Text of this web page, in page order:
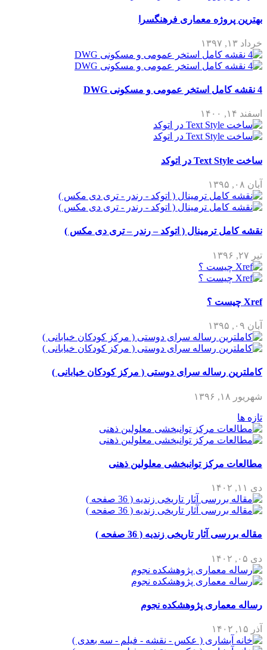
بهترین پروژه معماری فرهنگسرا
خرداد ۱۳, ۱۳۹۷
4 نقشه کامل استخر عمومی و مسکونی DWG
اسفند ۱۴, ۱۴۰۰
ساخت Text Style در اتوکد
آبان ۰۸, ۱۳۹۵
نقشه کامل ترمینال ( اتوکد – رندر – تری دی مکس )
تیر ۲۷, ۱۳۹۶
Xref چیست ؟
آبان ۰۹, ۱۳۹۵
کاملترین رساله سرای دوستی ( مرکز کودکان خیابانی )
شهریور ۱۸, ۱۳۹۶
تازه ها
مطالعات مرکز توانبخشی معلولین ذهنی
دی ۱۱, ۱۴۰۲
مقاله بررسی آثار تاریخی زندیه ( 36 صفحه )
دی ۰۵, ۱۴۰۲
رساله معماری پژوهشکده نجوم
آذر ۱۵, ۱۴۰۲